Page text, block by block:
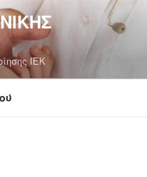
ΙΕΚ